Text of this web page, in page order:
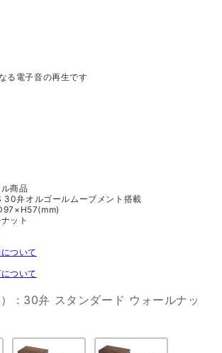
る電子音の再生です
商品
30弁オルゴールムーブメント搭載
ット
ついて
ついて
: 30弁 スタンダード ウォールナッ